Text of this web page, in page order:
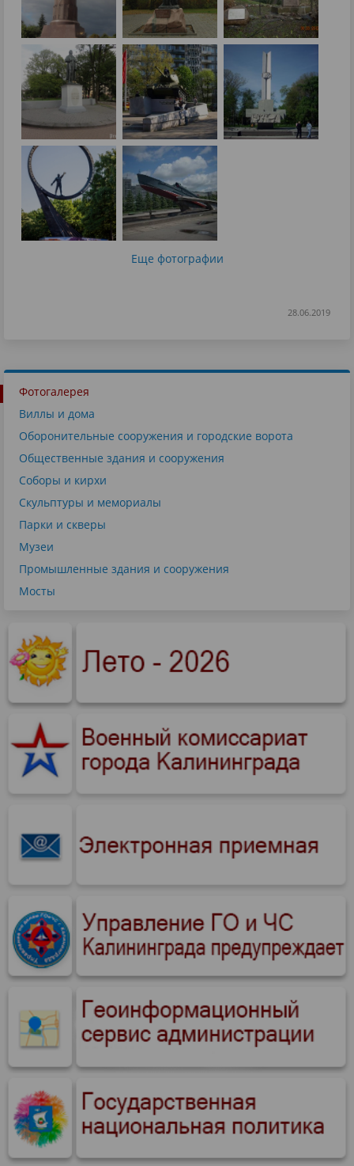
Еще фотографии
28.06.2019
Фотогалерея
Виллы и дома
Оборонительные сооружения и городские ворота
Общественные здания и сооружения
Соборы и кирхи
Скульптуры и мемориалы
Парки и скверы
Музеи
Промышленные здания и сооружения
Мосты